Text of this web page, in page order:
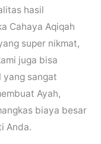
hasil
Cahaya Aqiqah
super nikmat,
juga bisa
yang sangat
Ayah,
biaya besar
Anda.